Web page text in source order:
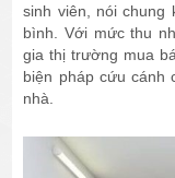
sinh viên, nói chung
bình. Với mức thu
gia thị trường mua
biện pháp cứu cánh
nhà.